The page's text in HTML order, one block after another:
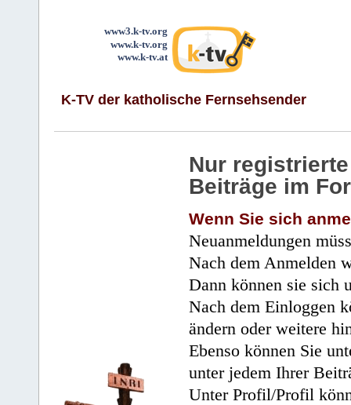
www3.k-tv.org
www.k-tv.org
www.k-tv.at
K-TV der katholische Fernsehsender
Nur
Beiträge im
Wenn Sie sich
Neuanmeldungen
Nach dem Anmelden
Dann können sie sich
Nach dem Einloggen
ändern oder weitere
Ebenso können Sie
unter jedem Ihrer
Unter Profil/Profil